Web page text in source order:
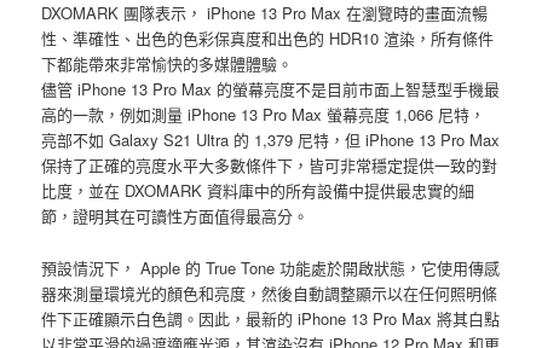
DXOMARK 團隊表示， iPhone 13 Pro Max 在瀏覽時的畫面流暢
性、準確性、出色的色彩保真度和出色的 HDR10 渲染，所有條件
下都能帶來非常愉快的多媒體體驗。
儘管 iPhone 13 Pro Max 的螢幕亮度不是目前市面上智慧型手機最
高的一款，例如測量 iPhone 13 Pro Max 螢幕亮度 1,066 尼特，
亮部不如 Galaxy S21 Ultra 的 1,379 尼特，但 iPhone 13 Pro Max
保持了正確的亮度水平大多數條件下，皆可非常穩定提供一致的對
比度，並在 DXOMARK 資料庫中的所有設備中提供最忠實的細
節，證明其在可讀性方面值得最高分。
預設情況下， Apple 的 True Tone 功能處於開啟狀態，它使用傳感
器來測量環境光的顏色和亮度，然後自動調整顯示以在任何照明條
件下正確顯示白色調。因此，最新的 iPhone 13 Pro Max 將其白點
以非常平滑的過渡適應光源，其渲染沒有 iPhone 12 Pro Max 和更